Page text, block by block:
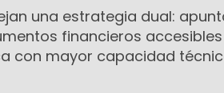
una estrategia dual:
financieros
con mayor capacidad